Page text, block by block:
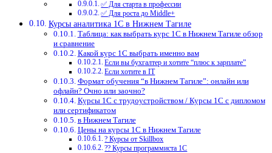
✅ Для старта в профессии
✅ Для роста до Middle+
Курсы аналитика 1С в Нижнем Тагиле
Таблица: как выбрать курс 1С в Нижнем Тагиле обзор
и сравнение
Какой курс 1С выбрать именно вам
Если вы бухгалтер и хотите “плюс к зарплате”
Если хотите в IT
Формат обучения “в Нижнем Тагиле”: онлайн или
офлайн? Очно или заочно?
Курсы 1С с трудоустройством / Курсы 1С с дипломом
или сертификатом
в Нижнем Тагиле
Цены на курсы 1С в Нижнем Тагиле
? Курсы от Skillbox
?‍? Курсы программиста 1С